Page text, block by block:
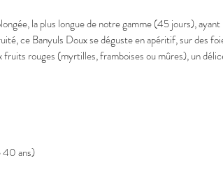
la plus longue de notre gamme (45 jours), ayant
ce Banyuls Doux se déguste en apéritif, sur des
fruits rouges (myrtilles, framboises ou mûres), un
40 ans)